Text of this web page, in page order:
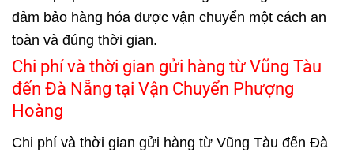
đảm bảo hàng hóa được vận chuyển một cách an
toàn và đúng thời gian.
Chi phí và thời gian gửi hàng từ Vũng Tàu
đến Đà Nẵng tại Vận Chuyển Phượng
Hoàng
Chi phí và thời gian gửi hàng từ Vũng Tàu đến Đà